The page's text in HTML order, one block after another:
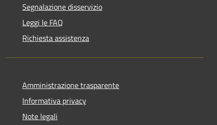
Segnalazione disservizio
Leggi le FAQ
Richiesta assistenza
Amministrazione trasparente
Informativa privacy
Note legali